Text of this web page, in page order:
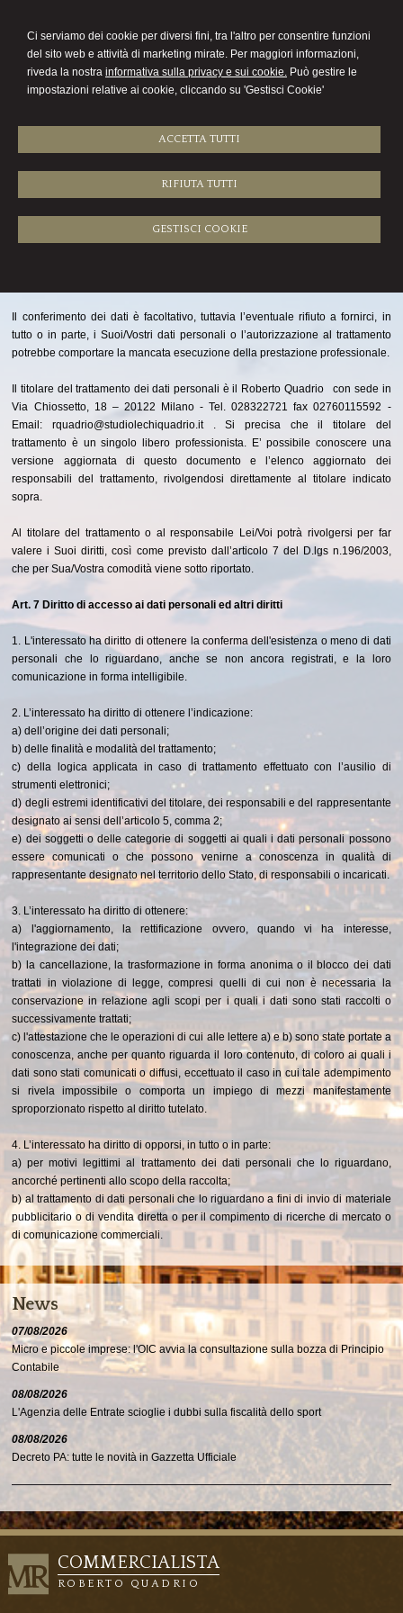
Ci serviamo dei cookie per diversi fini, tra l'altro per consentire funzioni
del sito web e attività di marketing mirate. Per maggiori informazioni,
riveda la nostra informativa sulla privacy e sui cookie. Può gestire le
impostazioni relative ai cookie, cliccando su 'Gestisci Cookie'
ACCETTA TUTTI
RIFIUTA TUTTI
GESTISCI COOKIE
ROBERTO QUADRIO
Menu
INFORMATIVA SULLA PRIVACY (D.Lgs. n.
196/2003)
Il trattamento di tali dati personali può essere effettuato su supporti cartacei
Il conferimento dei dati è facoltativo, tuttavia l’eventuale rifiuto a fornirci, in
tutto o in parte, i Suoi/Vostri dati personali o l’autorizzazione al trattamento
potrebbe comportare la mancata esecuzione della prestazione professionale.
Il titolare del trattamento dei dati personali è il Roberto Quadrio con sede in
Via Chiossetto, 18 – 20122 Milano - Tel. 028322721 fax 02760115592 -
Email: rquadrio@studiolechiquadrio.it . Si precisa che il titolare del
trattamento è un singolo libero professionista. E’ possibile conoscere una
versione aggiornata di questo documento e l’elenco aggiornato dei
responsabili del trattamento, rivolgendosi direttamente al titolare indicato
sopra.
Al titolare del trattamento o al responsabile Lei/Voi potrà rivolgersi per far
valere i Suoi diritti, così come previsto dall’articolo 7 del D.lgs n.196/2003,
che per Sua/Vostra comodità viene sotto riportato.
Art. 7 Diritto di accesso ai dati personali ed altri diritti
1. L'interessato ha diritto di ottenere la conferma dell'esistenza o meno di dati
personali che lo riguardano, anche se non ancora registrati, e la loro
comunicazione in forma intelligibile.
2. L’interessato ha diritto di ottenere l’indicazione:
a) dell’origine dei dati personali;
b) delle finalità e modalità del trattamento;
c) della logica applicata in caso di trattamento effettuato con l’ausilio di
strumenti elettronici;
d) degli estremi identificativi del titolare, dei responsabili e del rappresentante
designato ai sensi dell’articolo 5, comma 2;
e) dei soggetti o delle categorie di soggetti ai quali i dati personali possono
essere comunicati o che possono venirne a conoscenza in qualità di
rappresentante designato nel territorio dello Stato, di responsabili o incaricati.
3. L’interessato ha diritto di ottenere:
a) l'aggiornamento, la rettificazione ovvero, quando vi ha interesse,
l'integrazione dei dati;
b) la cancellazione, la trasformazione in forma anonima o il blocco dei dati
trattati in violazione di legge, compresi quelli di cui non è necessaria la
conservazione in relazione agli scopi per i quali i dati sono stati raccolti o
successivamente trattati;
c) l'attestazione che le operazioni di cui alle lettere a) e b) sono state portate a
conoscenza, anche per quanto riguarda il loro contenuto, di coloro ai quali i
dati sono stati comunicati o diffusi, eccettuato il caso in cui tale adempimento
si rivela impossibile o comporta un impiego di mezzi manifestamente
sproporzionato rispetto al diritto tutelato.
4. L’interessato ha diritto di opporsi, in tutto o in parte:
a) per motivi legittimi al trattamento dei dati personali che lo riguardano,
ancorché pertinenti allo scopo della raccolta;
b) al trattamento di dati personali che lo riguardano a fini di invio di materiale
pubblicitario o di vendita diretta o per il compimento di ricerche di mercato o
di comunicazione commerciali.
News
07/08/2026
Micro e piccole imprese: l'OIC avvia la consultazione sulla bozza di Principio
Contabile
08/08/2026
L'Agenzia delle Entrate scioglie i dubbi sulla fiscalità dello sport
08/08/2026
Decreto PA: tutte le novità in Gazzetta Ufficiale
COMMERCIALISTA
ROBERTO QUADRIO